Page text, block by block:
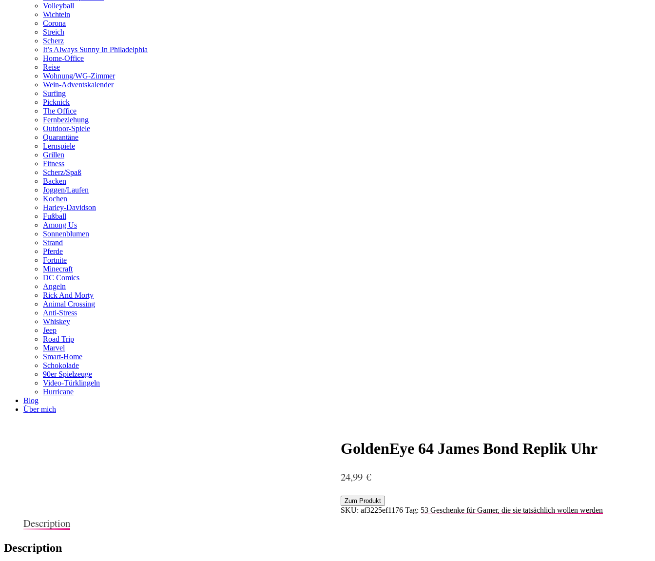
Volleyball
Wichteln
Corona
Streich
Scherz
It’s Always Sunny In Philadelphia
Home-Office
Reise
Wohnung/WG-Zimmer
Wein-Adventskalender
Surfing
Picknick
The Office
Fernbeziehung
Outdoor-Spiele
Quarantäne
Lernspiele
Grillen
Fitness
Scherz/Spaß
Backen
Joggen/Laufen
Kochen
Harley-Davidson
Fußball
Among Us
Sonnenblumen
Strand
Pferde
Fortnite
Minecraft
DC Comics
Angeln
Rick And Morty
Animal Crossing
Anti-Stress
Whiskey
Jeep
Road Trip
Marvel
Smart-Home
Schokolade
90er Spielzeuge
Video-Türklingeln
Hurricane
Blog
Über mich
GoldenEye 64 James Bond Replik Uhr
24,99 €
Zum Produkt
SKU: af3225ef1176 Tag: 53 Geschenke für Gamer, die sie tatsächlich wollen werden
Description
Description